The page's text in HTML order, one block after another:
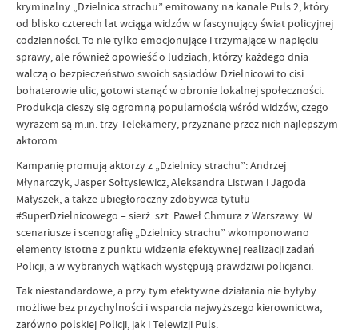
kryminalny „Dzielnica strachu” emitowany na kanale Puls 2, który
od blisko czterech lat wciąga widzów w fascynujący świat policyjnej
codzienności. To nie tylko emocjonujące i trzymające w napięciu
sprawy, ale również opowieść o ludziach, którzy każdego dnia
walczą o bezpieczeństwo swoich sąsiadów. Dzielnicowi to cisi
bohaterowie ulic, gotowi stanąć w obronie lokalnej społeczności.
Produkcja cieszy się ogromną popularnością wśród widzów, czego
wyrazem są m.in. trzy Telekamery, przyznane przez nich najlepszym
aktorom.
Kampanię promują aktorzy z „Dzielnicy strachu”: Andrzej
Młynarczyk, Jasper Sołtysiewicz, Aleksandra Listwan i Jagoda
Małyszek, a także ubiegłoroczny zdobywca tytułu
#SuperDzielnicowego – sierż. szt. Paweł Chmura z Warszawy. W
scenariusze i scenografię „Dzielnicy strachu” wkomponowano
elementy istotne z punktu widzenia efektywnej realizacji zadań
Policji, a w wybranych wątkach występują prawdziwi policjanci.
Tak niestandardowe, a przy tym efektywne działania nie byłyby
możliwe bez przychylności i wsparcia najwyższego kierownictwa,
zarówno polskiej Policji, jak i Telewizji Puls.